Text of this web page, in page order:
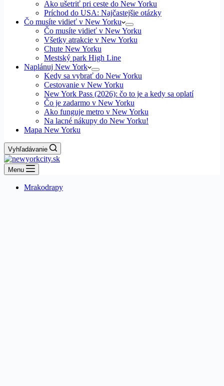
Ako ušetriť pri ceste do New Yorku
Príchod do USA: Najčastejšie otázky
Čo musíte vidieť v New Yorku
Čo musíte vidieť v New Yorku
Všetky atrakcie v New Yorku
Chute New Yorku
Mestský park High Line
Naplánuj New York
Kedy sa vybrať do New Yorku
Cestovanie v New Yorku
New York Pass (2026): čo to je a kedy sa oplatí
Čo je zadarmo v New Yorku
Ako funguje metro v New Yorku
Na lacné nákupy do New Yorku!
Mapa New Yorku
Vyhľadávanie
Menu
Mrakodrapy